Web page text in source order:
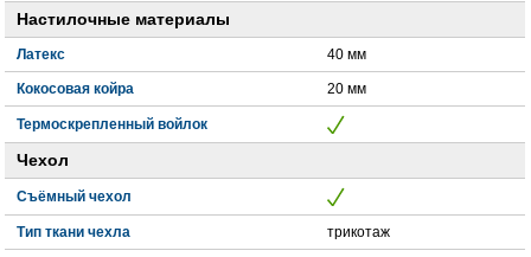
Настилочные материалы
Латекс 40 мм
Кокосовая койра 20 мм
Термоскрепленный войлок
Чехол
Съёмный чехол
Тип ткани чехла трикотаж